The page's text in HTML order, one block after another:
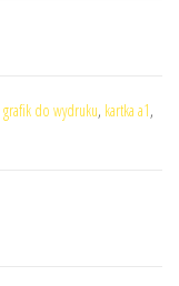
grafik do wydruku, kartka a1,